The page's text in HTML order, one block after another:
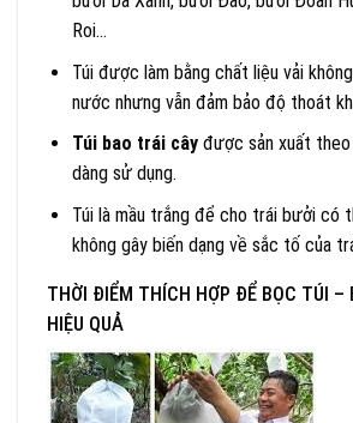
Roi…
Túi được làm bằng chất liệu vải
nước nhưng vẫn đảm bảo độ thoát
Túi bao trái câyđược sản xuất
dàng sử dụng.
Túi là mầu trắng để cho trái bưởi có
không gây biến dạng về sắc tố của
THỜI ĐIỂM THÍCH HỢP ĐỂ BỌC TÚI –
HIỆU QUẢ